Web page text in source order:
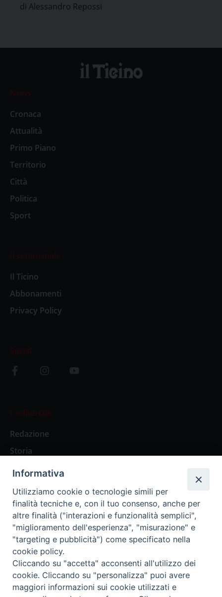
di Alessandro Repossi
News
Cronaca
Attualità
Primo Piano
Territorio
Città
Politica
Sport
Il settimanale
Il Ticino
Abbonamenti
Privacy Policy
Social
L’editoriale
Redazione
Storia
Abbonamenti
Abbonamento Annuale Digitale
Abbonamento Annuale Cartaceo
Abbonamento Singola Copia Digitale
Informativa
Utilizziamo cookie o tecnologie simili per
finalità tecniche e, con il tuo consenso, anche per
altre finalità ("interazioni e funzionalità semplici",
"miglioramento dell'esperienza", "misurazione" e
"targeting e pubblicità") come specificato nella
cookie policy.
Cliccando su "accetta" acconsenti all'utilizzo dei
cookie. Cliccando su "personalizza" puoi avere
maggiori informazioni sui cookie utilizzati e